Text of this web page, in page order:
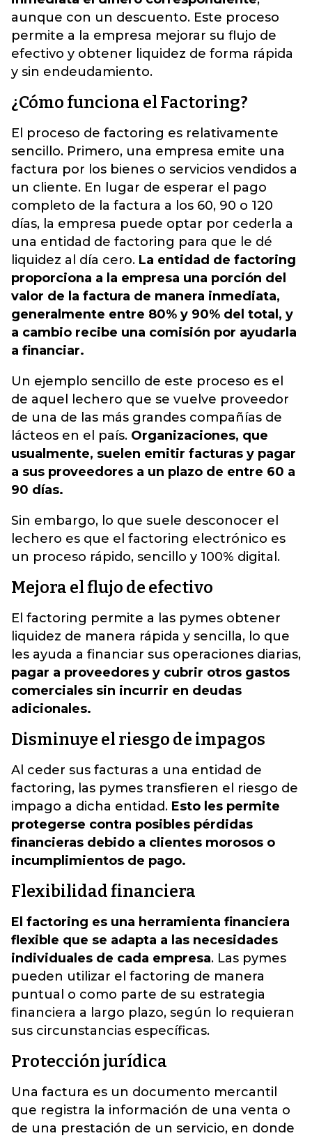
aunque con un descuento. Este proceso
permite a la empresa mejorar su flujo de
efectivo y obtener liquidez de forma rápida
y sin endeudamiento.
¿Cómo funciona el Factoring?
El proceso de factoring es relativamente
sencillo. Primero, una empresa emite una
factura por los bienes o servicios vendidos a
un cliente. En lugar de esperar el pago
completo de la factura a los 60, 90 o 120
días, la empresa puede optar por cederla a
una entidad de factoring para que le dé
liquidez al día cero. La entidad de factoring
proporciona a la empresa una porción del
valor de la factura de manera inmediata,
generalmente entre 80% y 90% del total, y
a cambio recibe una comisión por ayudarla
a financiar.
Un ejemplo sencillo de este proceso es el
de aquel lechero que se vuelve proveedor
de una de las más grandes compañías de
lácteos en el país. Organizaciones, que
usualmente, suelen emitir facturas y pagar
a sus proveedores a un plazo de entre 60 a
90 días.
Sin embargo, lo que suele desconocer el
lechero es que el factoring electrónico es
un proceso rápido, sencillo y 100% digital.
Mejora el flujo de efectivo
El factoring permite a las pymes obtener
liquidez de manera rápida y sencilla, lo que
les ayuda a financiar sus operaciones diarias,
pagar a proveedores y cubrir otros gastos
comerciales sin incurrir en deudas
adicionales.
Disminuye el riesgo de impagos
Al ceder sus facturas a una entidad de
factoring, las pymes transfieren el riesgo de
impago a dicha entidad. Esto les permite
protegerse contra posibles pérdidas
financieras debido a clientes morosos o
incumplimientos de pago.
Flexibilidad financiera
El factoring es una herramienta financiera
flexible que se adapta a las necesidades
individuales de cada empresa. Las pymes
pueden utilizar el factoring de manera
puntual o como parte de su estrategia
financiera a largo plazo, según lo requieran
sus circunstancias específicas.
Protección jurídica
Una factura es un documento mercantil
que registra la información de una venta o
de una prestación de un servicio, en donde